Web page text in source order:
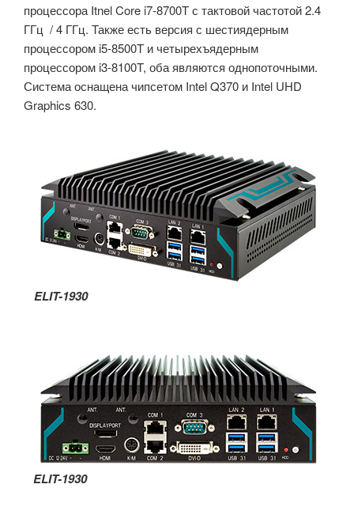
процессора Itnel Core i7-8700T с тактовой частотой 2.4
ГГц / 4 ГГц. Также есть версия с шестиядерным
процессором i5-8500T и четырехъядерным
процессором i3-8100T, оба являются однопоточными.
Система оснащена чипсетом Intel Q370 и Intel UHD
Graphics 630.
ELIT-1930
ELIT-1930